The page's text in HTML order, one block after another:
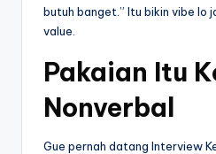
butuh banget.” Itu bikin vibe lo
value.
Pakaian Itu
Nonverbal
Gue pernah datang Interview